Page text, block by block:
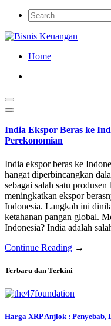
Home
India Ekspor Beras ke
Perekonomian
India ekspor beras ke
hangat diperbincangkan
sebagai salah satu
meningkatkan ekspor
Indonesia. Langkah ini
ketahanan pangan global.
Indonesia? India adalah
Continue Reading →
Terbaru dan Terkini
Harga XRP Anjlok : Penyebab,